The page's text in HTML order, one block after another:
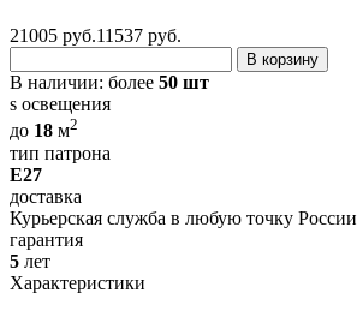
21005 руб.11537 руб.
В корзину
В наличии: более 50 шт
s освещения
до 18 м2
тип патрона
E27
доставка
Курьерская служба в любую точку России
гарантия
5 лет
Характеристики